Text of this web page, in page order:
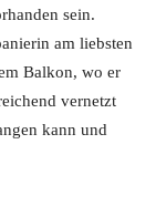
sein.
am liebsten
Balkon, wo er
vernetzt
kann und